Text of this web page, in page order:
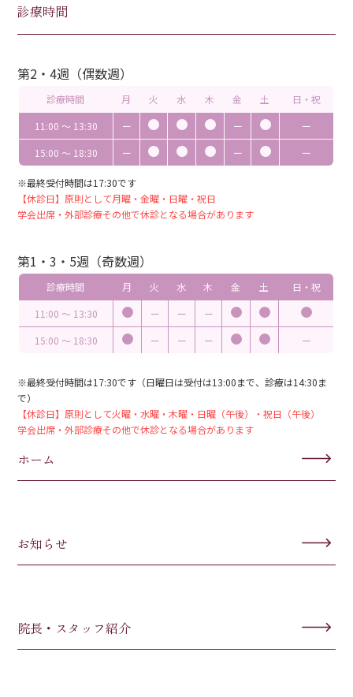
診療時間
第2・4週（偶数週）
診療時間 月 火 水 木 金 土
日・祝
11:00 〜 13:30
ー ー
ー
15:00 〜 18:30
ー ー ー
※最終受付時間は17:30です
【休診日】原則として月曜・金曜・日曜・祝日
学会出席・外部診療その他で休診となる場合があります
第1・3・5週（奇数週）
診療時間 月 火 水 木 金 土
日・祝
11:00 〜 13:30
ー ー
ー
15:00 〜 18:30
ー ー ー ー
※最終受付時間は17:30です（日曜日は受付は13:00まで、診療は14:30ま
で）
【休診日】原則として火曜・水曜・木曜・日曜（午後）・祝日（午後）
学会出席・外部診療その他で休診となる場合があります
ホーム
お知らせ
院長・スタッフ紹介